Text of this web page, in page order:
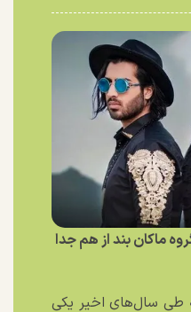
ماکان بند از هم جدا
طی سال‌های اخیر یکی